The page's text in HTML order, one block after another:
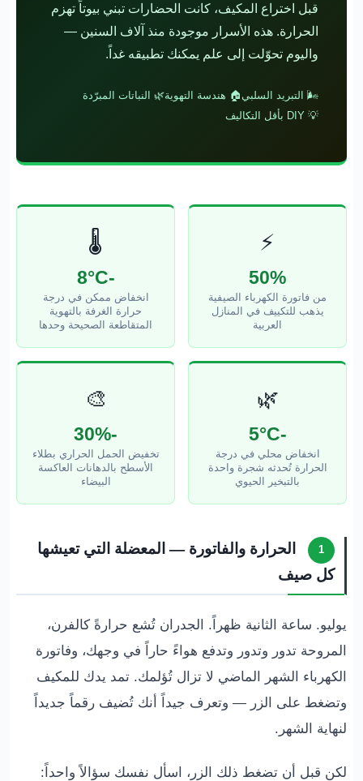
قبل اختراع المكيف، كانت الحضارات تبني بيوتاً تهزم
الحرارة. هذه الأسرار موجودة منذ آلاف السنين —
واليوم تحوّلت إلى علم يمكنك تطبيقه غداً.
🌬️ التبريد السلبي 🏠 هندسة التهوية🌿 النباتات المبرّدة
💡 DIY بأقل التكاليف
⚡
50%
من فاتورة الكهرباء الصيفية
يذهب للتكييف في المنازل
العربية
🌡️
-8°C
انخفاض ممكن في درجة
حرارة الغرفة بالتهوية
المتقاطعة الصحيحة وحدها
🌿
-5°C
انخفاض محلي في درجة
الحرارة تُحدثه شجرة واحدة
بالتبخير الحيوي
🎨
-30%
تخفيض الحمل الحراري بطلاء
الأسطح بالدهانات العاكسة
البيضاء
1
الحرارة والفاتورة — المعضلة التي تعيشها
كل صيف
يوليو. ساعة الثانية ظهراً. الجدران تُشع حرارةً كالفرن،
المروحة تدور وتدور وتدفع هواءً حاراً في وجهك، وفاتورة
الكهرباء الشهر الماضي لا تزال تُؤلمك. تمد يدك للمكيف
وتضغط على الزر — وتعرف جيداً أنك تُضيف رقماً جديداً
لنهاية الشهر.
لكن قبل أن تضغط ذلك الزر، اسأل نفسك سؤالاً واحداً: